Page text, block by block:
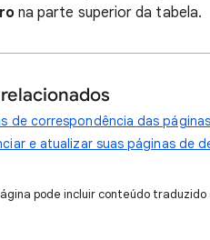
na parte superior da tabela.
de correspondência das
e atualizar suas páginas de
pode incluir conteúdo